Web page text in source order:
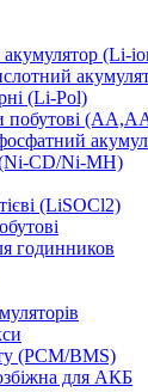
акумулятор (Li-
(Li-Pol)
побутові
фосфатний
CD/Ni-MH)
(LiSOCl2)
годинников
(PCM/BMS)
для АКБ